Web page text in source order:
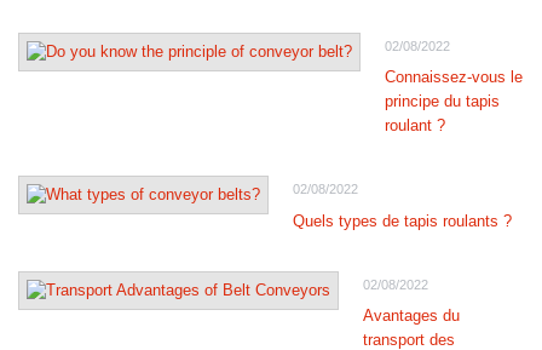
02/08/2022
Connaissez-vous le
principe du tapis
roulant ?
02/08/2022
Quels types de tapis roulants ?
02/08/2022
Avantages du
transport des